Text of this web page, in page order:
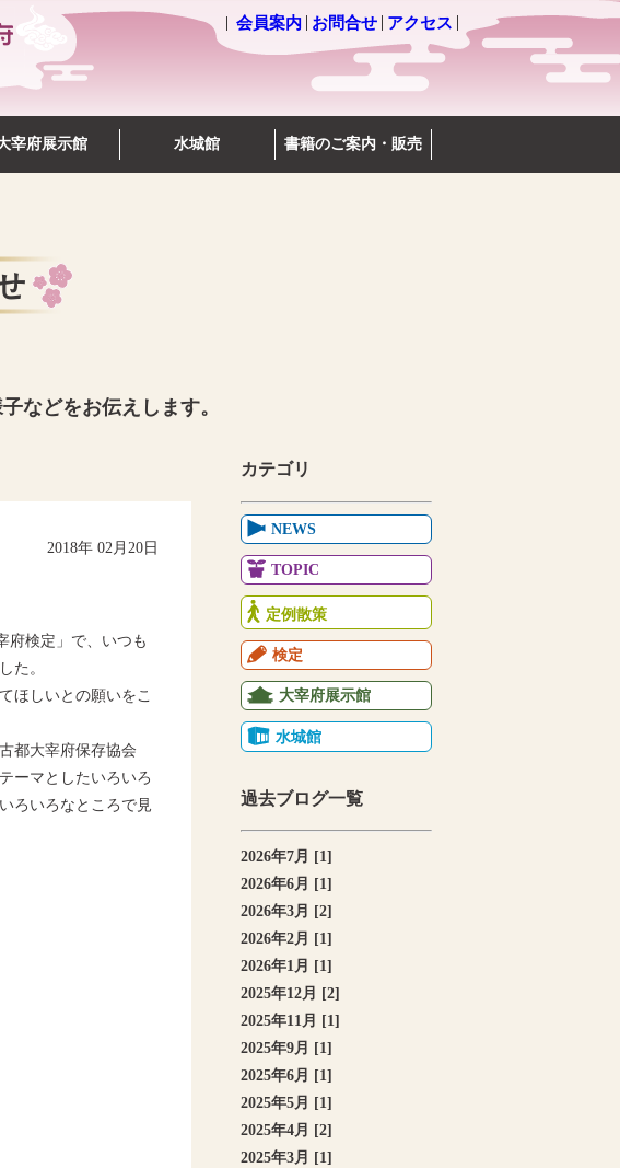
会員案内 お問合せ アクセス
宰府展示館 水城館 書籍のご案内・販売
などをお伝えします。
カテゴリ
NEWS
TOPIC
定例散策
検定
大宰府展示館
水城館
過去ブログ一覧
2026年7月 [1]
2026年6月 [1]
2026年3月 [2]
2026年2月 [1]
2026年1月 [1]
2025年12月 [2]
2025年11月 [1]
2025年9月 [1]
2025年6月 [1]
2025年5月 [1]
2025年4月 [2]
2025年3月 [1]
2018年 02月20日
府検定」で、いつも
た。
ほしいとの願いをこ
都大宰府保存協会
ーマとしたいろいろ
ろいろなところで見